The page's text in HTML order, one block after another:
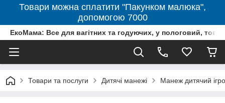
Товари можна сплатити "Пакунком малюка",
допомогою 7000
ЕкоМама: Все для вагітних та годуючих, у пологовий,
Товари та послуги Дитячі манежі Манеж дитячий